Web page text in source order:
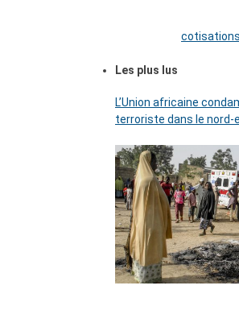
cotisations
Les plus lus
L’Union africaine
terroriste dans le nord-